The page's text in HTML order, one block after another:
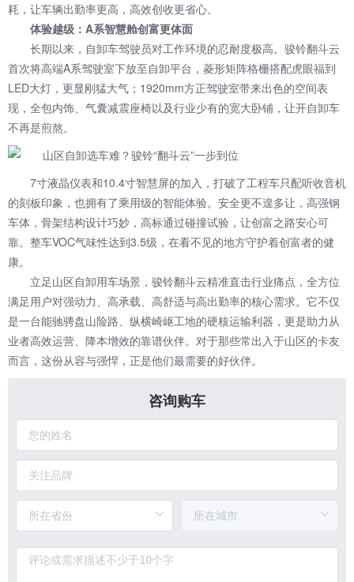
耗，让车辆出勤率更高，高效创收更省心。
体验越级：A系智慧舱创富更体面
长期以来，自卸车驾驶员对工作环境的忍耐度极高。骏铃翻斗云
首次将高端A系驾驶室下放至自卸平台，菱形矩阵格栅搭配虎眼福到
LED大灯，更显刚猛大气；1920mm方正驾驶室带来出色的空间表
现，全包内饰、气囊减震座椅以及行业少有的宽大卧铺，让开自卸车
不再是煎熬。
7寸液晶仪表和10.4寸智慧屏的加入，打破了工程车只配听收音机
的刻板印象，也拥有了乘用级的智能体验。安全更不遑多让，高强钢
车体，骨架结构设计巧妙，高标通过碰撞试验，让创富之路安心可
靠。整车VOC气味性达到3.5级，在看不见的地方守护着创富者的健
康。
立足山区自卸用车场景，骏铃翻斗云精准直击行业痛点，全方位
满足用户对强动力、高承载、高舒适与高出勤率的核心需求。它不仅
是一台能驰骋盘山险路、纵横崎岖工地的硬核运输利器，更是助力从
业者高效运营、降本增效的靠谱伙伴。对于那些常出入于山区的卡友
而言，这份从容与强悍，正是他们最需要的好伙伴。
咨询购车